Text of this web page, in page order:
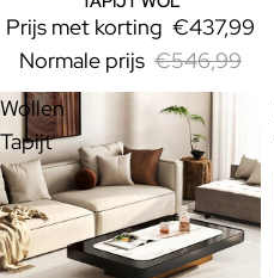
Prijs met korting €437,99
Normale prijs €546,99
Wollen
Tapijt